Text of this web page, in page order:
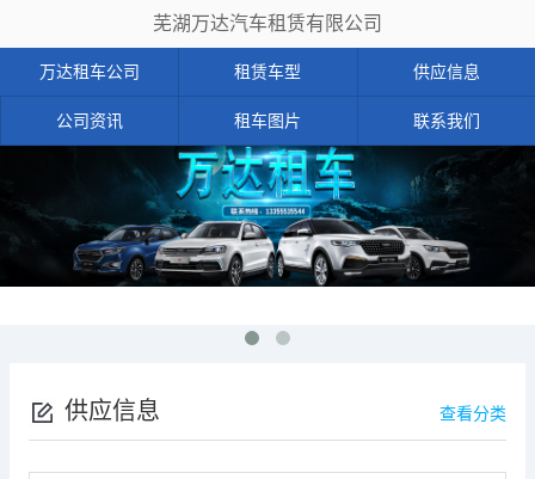
芜湖万达汽车租赁有限公司
万达租车公司 租赁车型 供应信息
公司资讯 租车图片 联系我们
供应信息 查看分类